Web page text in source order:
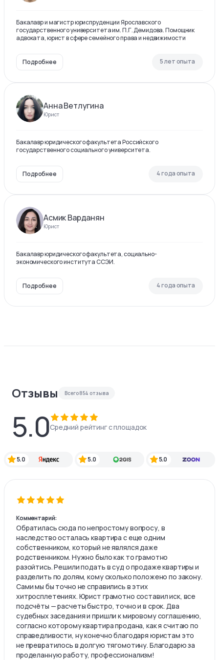
Бакалавр и магистр юриспруденции Ярославского
государственного университета им. П.Г. Демидова. Помощник
адвоката, юрист в сфере семейного права и недвижимости
Подробнее 5 лет опыта
Анна Ветлугина
Юрист
Бакалавр юридического факультета Российского
государственного социального университета.
Подробнее 4 года опыта
Асмик Варданян
Юрист
Бакалавр юридического факультета, социально-
экономического института ССЭИ.
Подробнее 4 года опыта
Отзывы Всего854 отзыва
5.0Средний рейтинг с площадок
5.0 5.0 5.0
Комментарий:
Обратилась сюда по непростому вопросу, в
наследство осталась квартира с еще одним
собственником, который не являлся даже
родственником. Нужно было как то грамотно
разойтись. Решили подать в суд о продаже квартиры и
разделить по долям, кому сколько положено по закону.
Сами мы бы точно не справились в этих
хитросплетениях. Юрист грамотно составил иск, все
подсчёты — расчеты быстро, точно и в срок. Два
судебных заседания и пришли к мировому соглашению,
согласно которому квартира продана, как я считаю по
справедливости, ну конечно благодаря юристам это
не превратилось в долгую тягомотину. Благодарю за
проделанную работу, профессионализм!